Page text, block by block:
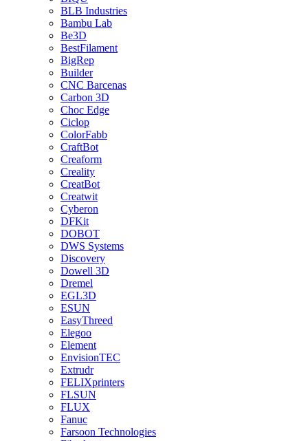
BLB Industries
Bambu Lab
Be3D
BestFilament
BigRep
Builder
CNC Barcenas
Carbon 3D
Choc Edge
Ciclop
ColorFabb
CraftBot
Creaform
Creality
CreatBot
Creatwit
Cyberon
DFKit
DOBOT
DWS Systems
Discovery
Dowell 3D
Dremel
EGL3D
ESUN
EasyThreed
Elegoo
Element
EnvisionTEC
Extrudr
FELIXprinters
FLSUN
FLUX
Fanuc
Farsoon Technologies